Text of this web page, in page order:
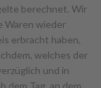
berechnet. Wir
Waren wieder
erbracht haben,
welches der
und in
dem Tag, an dem